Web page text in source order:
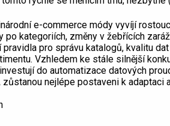
e-commerce módy vyvíjí
po kategoriích, změny v žebřících
pro správu katalogů, kvalitu
Vzhledem ke stále silnější
do automatizace datových
zůstanou nejlépe postaveni k